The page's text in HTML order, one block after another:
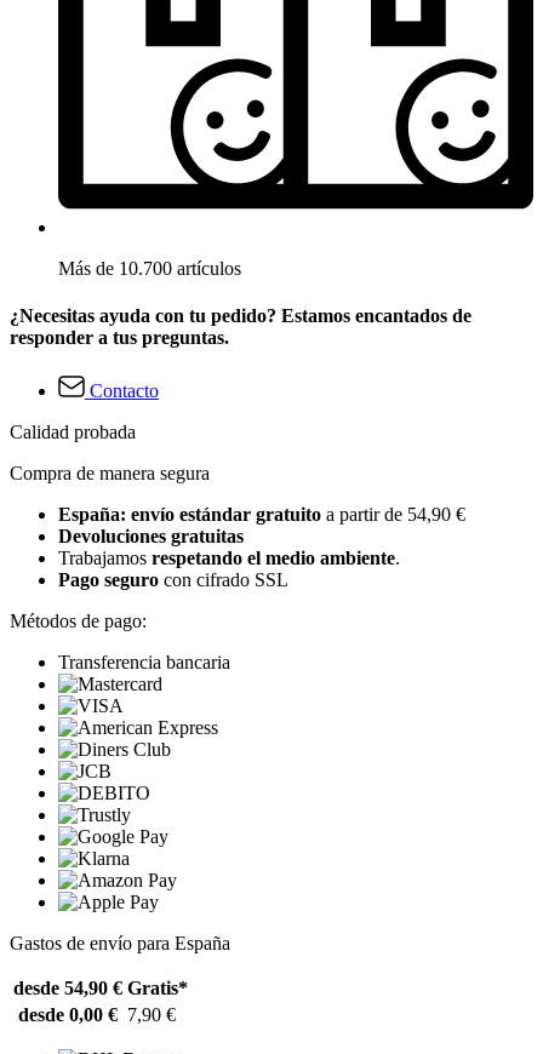
Más de 10.700 artículos
¿Necesitas ayuda con tu pedido? Estamos encantados de
responder a tus preguntas.
Contacto
Calidad probada
Compra de manera segura
España: envío estándar gratuito a partir de 54,90 €
Devoluciones gratuitas
Trabajamos respetando el medio ambiente.
Pago seguro con cifrado SSL
Métodos de pago:
Transferencia bancaria
Gastos de envío para España
desde 54,90 € Gratis*
desde 0,00 € 7,90 €